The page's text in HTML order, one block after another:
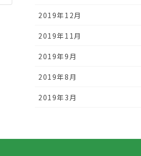
2019年12月
2019年11月
2019年9月
2019年8月
2019年3月